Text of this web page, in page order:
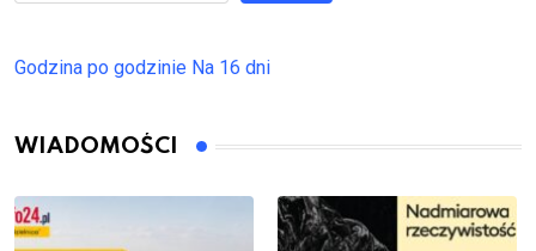
Godzina po godzinie Na 16 dni
WIADOMOŚCI